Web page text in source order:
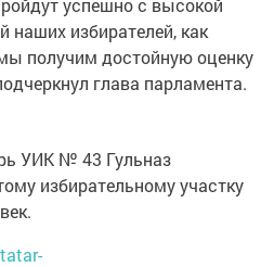
успешно с высокой
наших избирателей, как
получим достойную оценку
глава парламента.
УИК № 43 Гульназ
избирательному участку